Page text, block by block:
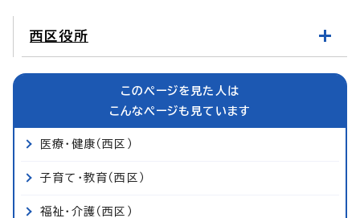
西区役所
このページを見た人は
こんなページも見ています
医療・健康（西区）
子育て・教育（西区）
福祉・介護（西区）